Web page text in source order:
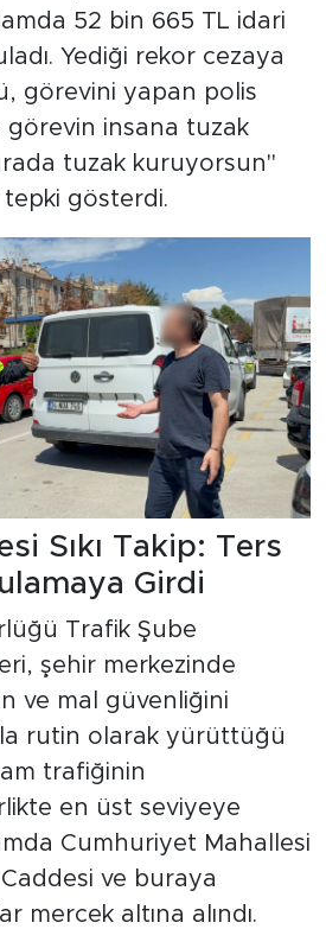
52 bin 665 TL idari
Yediği rekor cezaya
görevini yapan polis
görevin insana tuzak
tuzak kuruyorsun"
gösterdi.
Sıkı Takip: Ters
Girdi
Trafik Şube
şehir merkezinde
ve mal güvenliğini
rutin olarak yürüttüğü
trafiğinin
en üst seviyeye
Cumhuriyet Mahallesi
ve buraya
mercek altına alındı.